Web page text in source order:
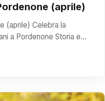
(aprile)
(aprile) Celebra la
a Pordenone Storia e…